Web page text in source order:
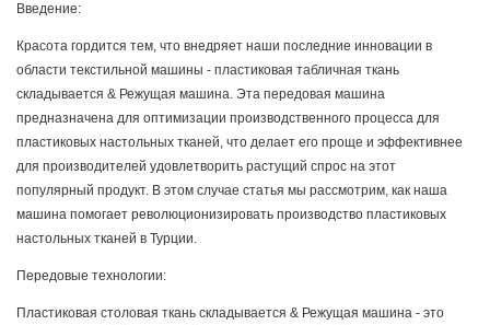
Введение:
Красота гордится тем, что внедряет наши последние инновации в
области текстильной машины - пластиковая табличная ткань
складывается & Режущая машина. Эта передовая машина
предназначена для оптимизации производственного процесса для
пластиковых настольных тканей, что делает его проще и эффективнее
для производителей удовлетворить растущий спрос на этот
популярный продукт. В этом случае статья мы рассмотрим, как наша
машина помогает революционизировать производство пластиковых
настольных тканей в Турции.
Передовые технологии:
Пластиковая столовая ткань складывается & Режущая машина - это